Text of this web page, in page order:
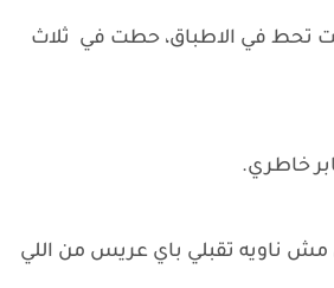
تحط في الاطباق، حطت في ثلاث
خاطري.
ناويه تقبلي باي عريس من اللي